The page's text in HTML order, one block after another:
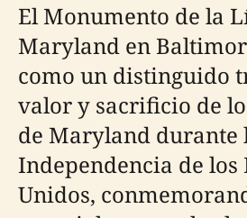
El Monumento de la
Maryland en
como un distinguido
valor y sacrificio de
de Maryland durante
Independencia de los
Unidos,